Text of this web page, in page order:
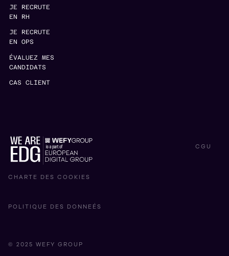
JE RECRUTE
EN RH
JE RECRUTE
EN OPS
ÉVALUEZ MES
CANDIDATS
CAS CLIENT
© 2025 WEFY GROUP
CHARTE DES COOKIES
POLITIQUE DES DONNEÉS
CGU